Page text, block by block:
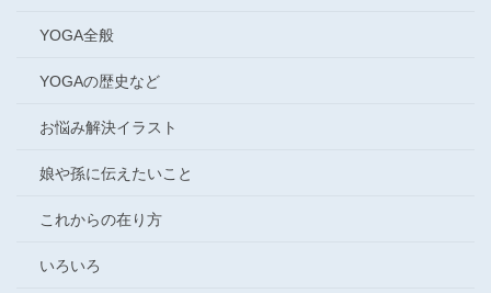
YOGA全般
YOGAの歴史など
お悩み解決イラスト
娘や孫に伝えたいこと
これからの在り方
いろいろ